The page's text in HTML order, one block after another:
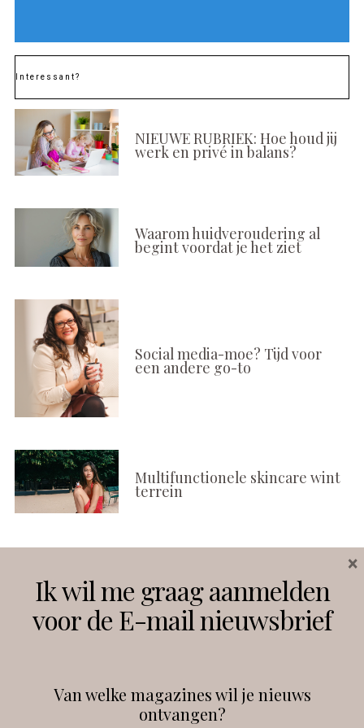
Interessant?
NIEUWE RUBRIEK: Hoe houd jij
werk en privé in balans?
Waarom huidveroudering al
begint voordat je het ziet
Social media-moe? Tijd voor
een andere go-to
Multifunctionele skincare wint
terrein
Instagram Facebook
Ik wil me graag aanmelden
voor de E-mail nieuwsbrief
Van welke magazines wil je nieuws
ontvangen?
×